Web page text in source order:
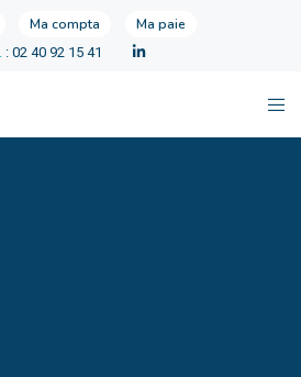
Ma compta Ma paie
: 02 40 92 15 41